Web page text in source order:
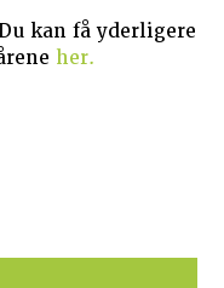
kan få yderligere
her.